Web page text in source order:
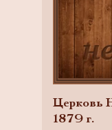
Церковь
1879 г.